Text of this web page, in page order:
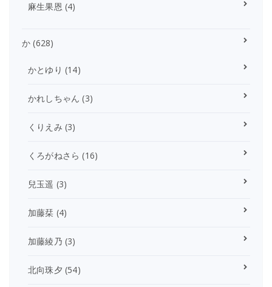
麻生果恩 (4)
か (628)
かとゆり (14)
かれしちゃん (3)
くりえみ (3)
くろがねさら (16)
兒玉遥 (3)
加藤栞 (4)
加藤綾乃 (3)
北向珠夕 (54)